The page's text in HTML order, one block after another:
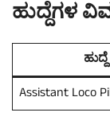
ಹುದ್ದೆಗಳ
ಹುದ್ದೆ
Assistant Loco